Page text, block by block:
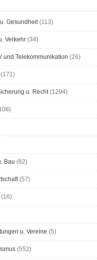
Gesundheit(113)
Verkehr (34)
und Telekommunikation (26)
(171)
u. Recht(1294)
Bau (82)
(57)
(16)
u. Vereine (5)
(552)